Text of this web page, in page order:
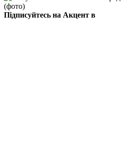
Підписуйтесь на Акцент в